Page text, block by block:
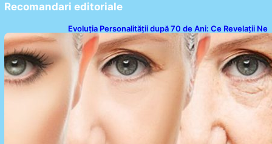
Recomandari editoriale
Evoluția Personalității după 70 de Ani: Ce Revelații Ne
Oferă Studiile Psihologice